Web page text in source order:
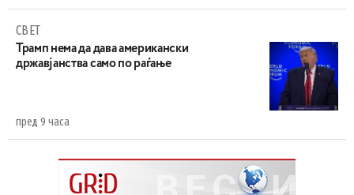
СВЕТ
Трамп нема да дава американски
државјанства само по раѓање
пред 9 часа